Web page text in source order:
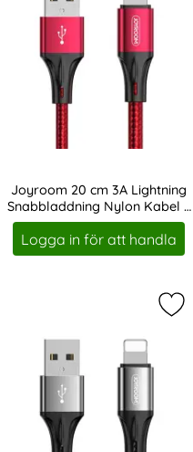
Joyroom 20 cm 3A Lightning
Snabbladdning Nylon Kabel -
Röd
Art. nr 19291
Logga in för att handla